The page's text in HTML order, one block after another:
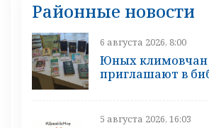
Районные новости
6 августа 2026, 8:00
Юных климовчан
приглашают в
5 августа 2026, 16:03